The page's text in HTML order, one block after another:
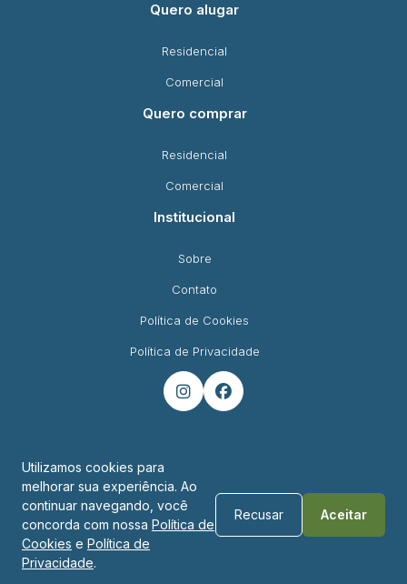
Quero alugar
Residencial
Comercial
Quero comprar
Residencial
Comercial
Institucional
Sobre
Contato
Política de Cookies
Política de Privacidade
 
Endereço
R. Padre Montoya, 450 - Foz do Iguaçu - PR
Utilizamos cookies para
melhorar sua experiência. Ao
continuar navegando, você
concorda com nossa Política de
Cookies e Política de
Privacidade.
Recusar Aceitar